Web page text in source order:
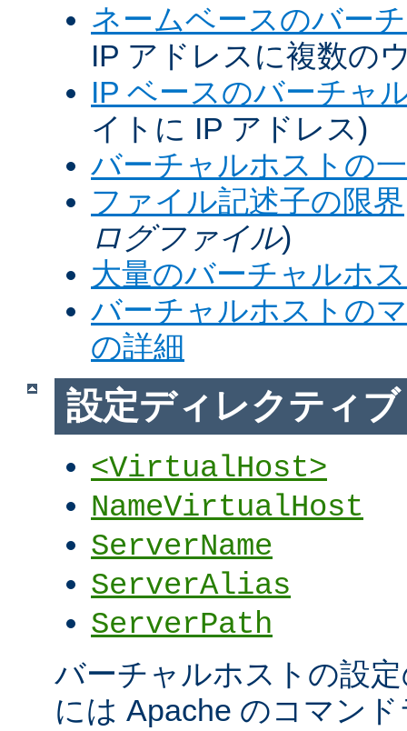
ネームベースのバー
IP アドレスに複数の
IP ベースのバーチャ
イトに IP アドレス)
バーチャルホストの
ファイル記述子の限界
ログファイル)
大量のバーチャルホ
バーチャルホストの
の詳細
設定ディレクティブ
<VirtualHost>
NameVirtualHost
ServerName
ServerAlias
ServerPath
バーチャルホストの設
には Apache のコマン